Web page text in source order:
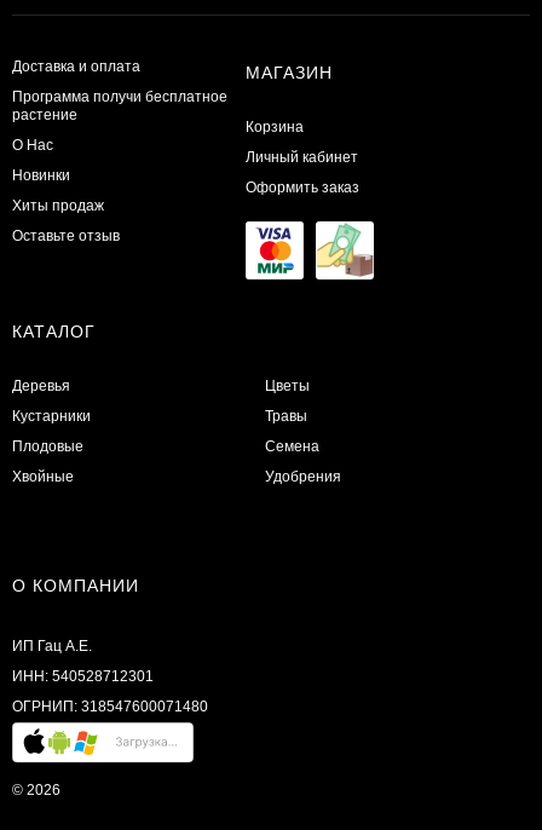
Доставка и оплата
Программа получи бесплатное
растение
О Нас
Новинки
Хиты продаж
Оставьте отзыв
МАГАЗИН
Корзина
Личный кабинет
Оформить заказ
КАТАЛОГ
Деревья
Кустарники
Плодовые
Хвойные
Цветы
Травы
Семена
Удобрения
О КОМПАНИИ
ИП Гац А.Е.
ИНН: 540528712301
ОГРНИП: 318547600071480
© 2026